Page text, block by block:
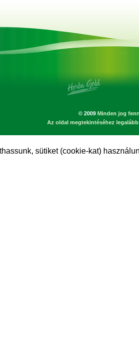
© 2009 Minden jog
Az oldal megtekintéséhez
sütiket (cookie-kat)